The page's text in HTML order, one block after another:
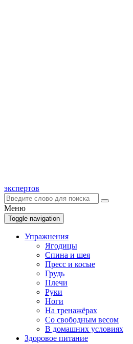
экспертов
Меню
Toggle navigation
Упражнения
Ягодицы
Спина и шея
Пресс и косые
Грудь
Плечи
Руки
Ноги
На тренажёрах
Со свободным весом
В домашних условиях
Здоровое питание